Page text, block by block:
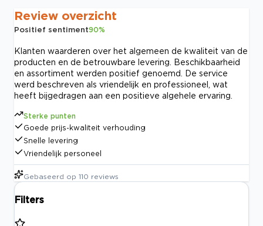
Review overzicht
Positief sentiment90%
Klanten waarderen over het algemeen de kwaliteit van de
producten en de betrouwbare levering. Beschikbaarheid
en assortiment werden positief genoemd. De service
werd beschreven als vriendelijk en professioneel, wat
heeft bijgedragen aan een positieve algehele ervaring.
Sterke punten
Goede prijs-kwaliteit verhouding
Snelle levering
Vriendelijk personeel
Gebaseerd op 110 reviews
Filters